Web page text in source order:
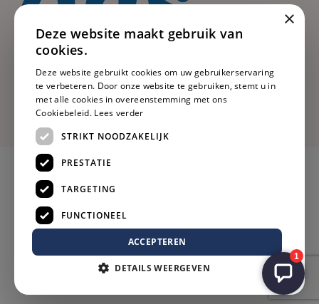
×
Deze website maakt gebruik van
cookies.
Deze website gebruikt cookies om uw gebruikerservaring
te verbeteren. Door onze website te gebruiken, stemt u in
met alle cookies in overeenstemming met ons
Cookiebeleid. Lees verder
STRIKT NOODZAKELIJK
PRESTATIE
TARGETING
FUNCTIONEEL
ACCEPTEREN
DETAILS WEERGEVEN